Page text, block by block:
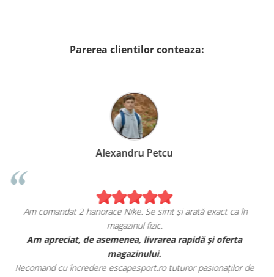
Parerea clientilor conteaza:
exact ca în
și oferta
pasionaților de
Sunt foarte mulțumita de achiziția
Am comandat o pereche de sneakers Jordan și
fericita cu modul in care mi se
Aceștia au toate caracteristicile specifice